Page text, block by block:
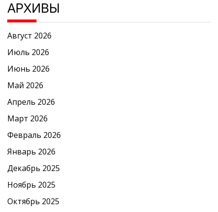
АРХИВЫ
Август 2026
Июль 2026
Июнь 2026
Май 2026
Апрель 2026
Март 2026
Февраль 2026
Январь 2026
Декабрь 2025
Ноябрь 2025
Октябрь 2025